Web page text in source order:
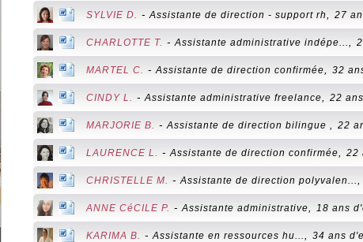
SYLVIE D. -Assistante de direction - support rh, 27
CHARLOTTE T. -Assistante administrative indépe...,
MARTEL C. -Assistante de direction confirmée, 32
CINDY L. -Assistante administrative freelance, 22
MARJORIE B. -Assistante de direction bilingue , 22
LAURENCE L. -Assistante de direction confirmée, 22
CHRISTELLE M. -Assistante de direction polyvalen...,
ANNE CéCILE P. -Assistante administrative, 18 ans
KARIMA B. -Assistante en ressources hu..., 34 ans